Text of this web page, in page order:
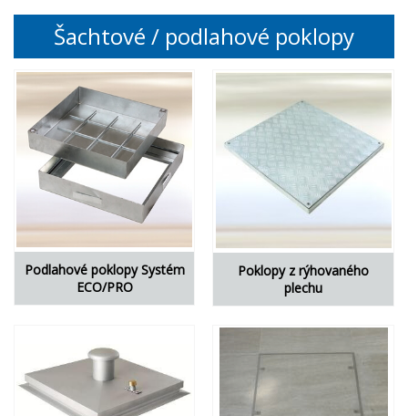
Šachtové / podlahové poklopy
Podlahové poklopy Systém
ECO/PRO
Poklopy z rýhovaného
plechu